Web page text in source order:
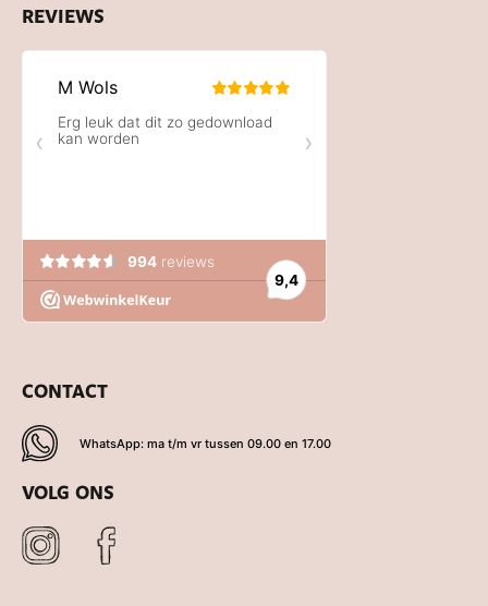
REVIEWS
CONTACT
WhatsApp: ma t/m vr tussen 09.00 en 17.00
VOLG ONS